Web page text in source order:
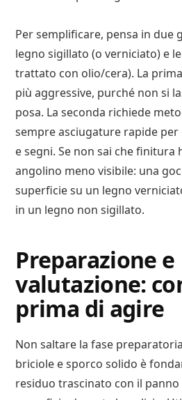
Per semplificare, pensa in due
legno sigillato (o verniciato) e
trattato con olio/cera). La
più aggressive, purché non si
posa. La seconda richiede
sempre asciugature rapide
e segni. Se non sai che finitura
angolino meno visibile: una
superficie su un legno
in un legno non sigillato.
Preparazione e
valutazione:
prima di agire
Non saltare la fase
briciole e sporco solido è
residuo trascinato con il